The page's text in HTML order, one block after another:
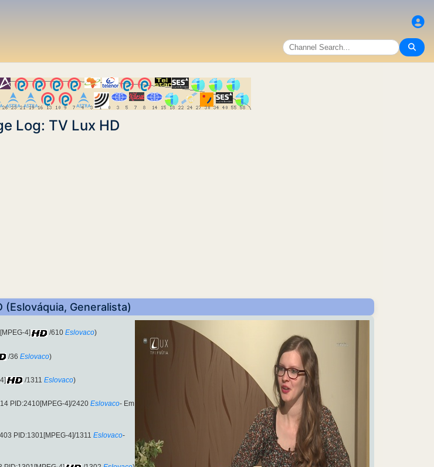
Log: TV Lux HD
(Eslováquia, Generalista)
4] /610 Eslovaco)
/36 Eslovaco)
/1311 Eslovaco)
PID:2410[MPEG-4]/2420 Eslovaco- Em
PID:1301[MPEG-4]/1311 Eslovaco-